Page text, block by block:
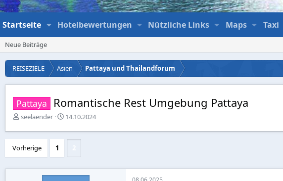
Startseite Hotelbewertungen Nützliche Links Maps Taxi
Neue Beiträge
REISEZIELE Asien Pattaya und Thailandforum
Pattaya Romantische Rest Umgebung Pattaya
E
s
e
l
seelaender
E
s
l
t
14.10.2024
Vorherige 1